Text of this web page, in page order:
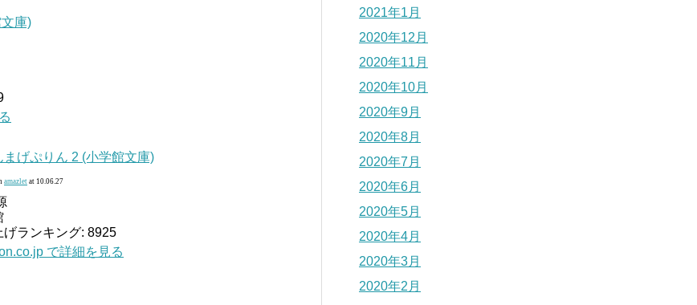
庫)
まげぷりん 2 (小学館文庫)
amazlet at 10.06.27
げランキング: 8925
で詳細を見る
2021年1月
2020年12月
2020年11月
2020年10月
2020年9月
2020年8月
2020年7月
2020年6月
2020年5月
2020年4月
2020年3月
2020年2月